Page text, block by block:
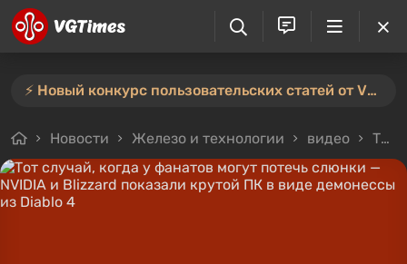
⚡️ Новый конкурс пользовательских статей от VGTimes — участвуйте тут ⚡️
Новости Железо и технологии видео Тот случай, когда у фанатов могут потечь слюнки — NVIDIA и Blizzard показали крутой ПК в виде демонессы из Diablo 4